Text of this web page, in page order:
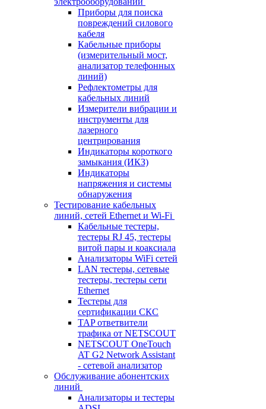
Приборы для поиска
повреждений силового
кабеля
Кабельные приборы
(измерительный мост,
анализатор телефонных
линий)
Рефлектометры для
кабельных линий
Измерители вибрации и
инструменты для
лазерного
центрирования
Индикаторы короткого
замыкания (ИКЗ)
Индикаторы
напряжения и системы
обнаружения
Тестирование кабельных
линий, сетей Ethernet и Wi-Fi
Кабельные тестеры,
тестеры RJ 45, тестеры
витой пары и коаксиала
Анализаторы WiFi сетей
LAN тестеры, сетевые
тестеры, тестеры сети
Ethernet
Тестеры для
сертификации СКС
TAP ответвители
трафика от NETSCOUT
NETSCOUT OneTouch
AT G2 Network Assistant
- сетевой анализатор
Обслуживание абонентских
линий
Анализаторы и тестеры